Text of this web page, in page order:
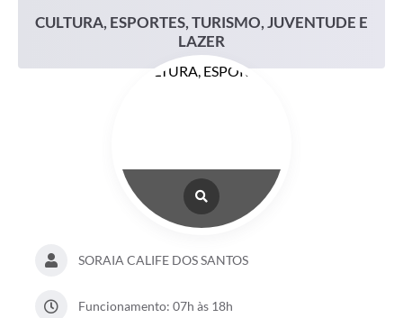
CULTURA, ESPORTES, TURISMO, JUVENTUDE E
LAZER
SORAIA CALIFE DOS SANTOS
Funcionamento: 07h às 18h